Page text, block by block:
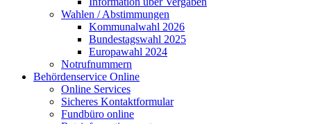
Wahlen / Abstimmungen
Kommunalwahl 2026
Bundestagswahl 2025
Europawahl 2024
Notrufnummern
Behördenservice Online
Online Services
Sicheres Kontaktformular
Fundbüro online